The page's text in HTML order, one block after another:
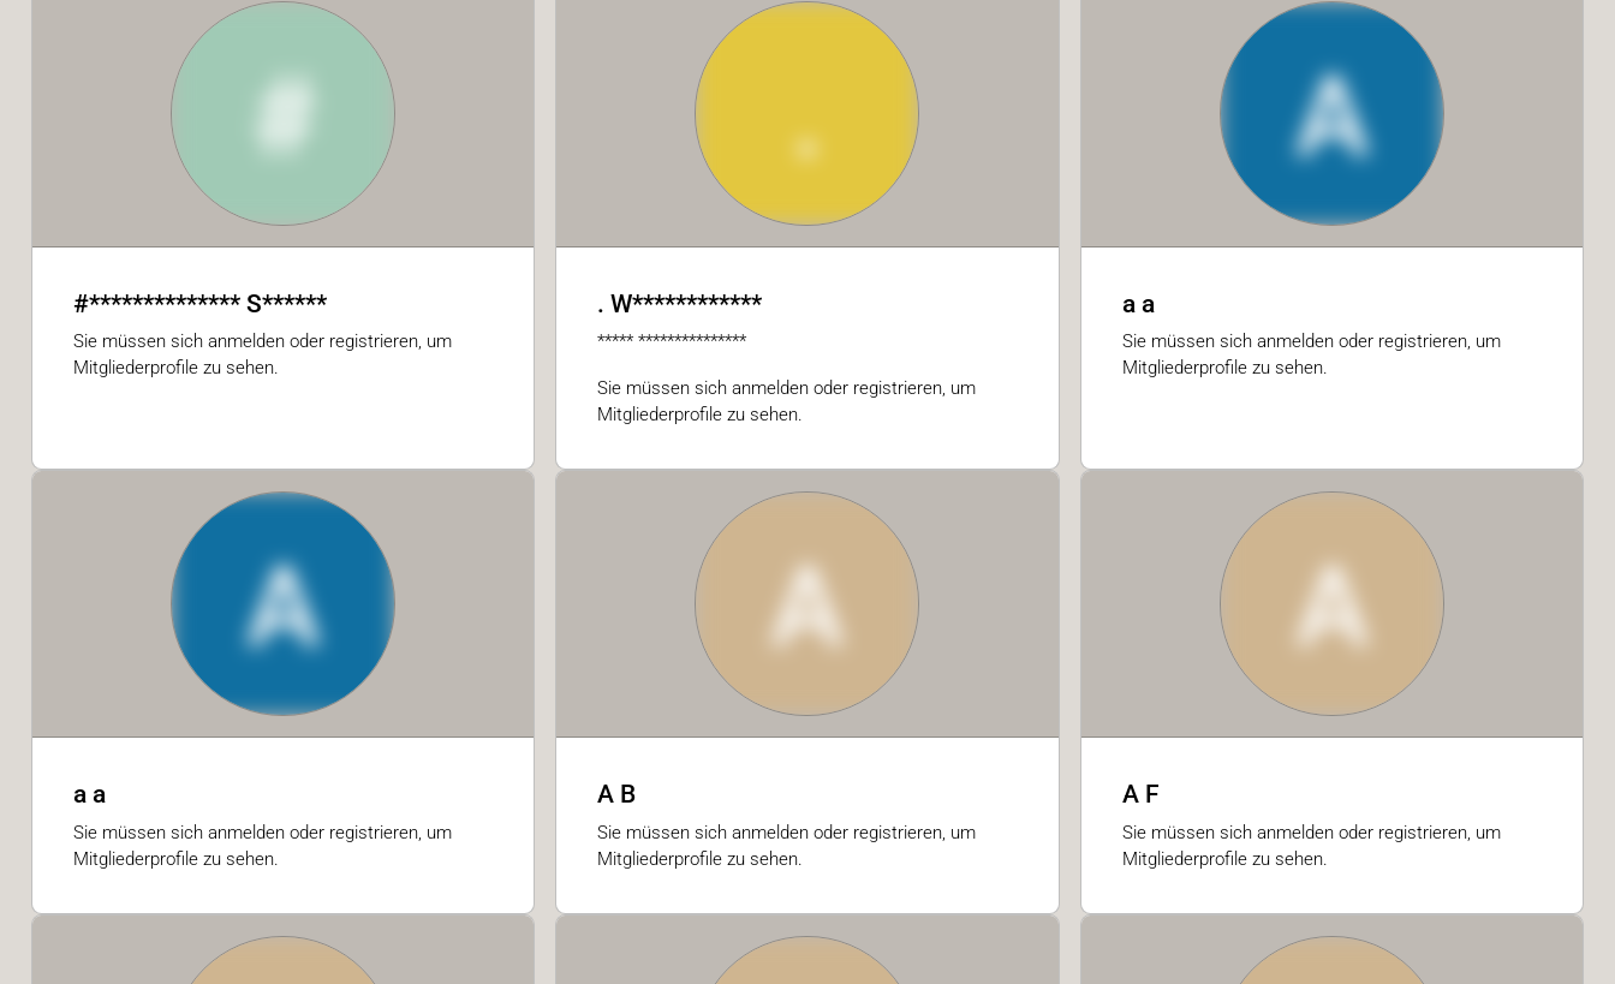
#
#************** S******
Sie müssen sich anmelden oder registrieren, um
Mitgliederprofile zu sehen.
.
. W************
***** ***************
Sie müssen sich anmelden oder registrieren, um
Mitgliederprofile zu sehen.
A
a a
Sie müssen sich anmelden oder registrieren, um
Mitgliederprofile zu sehen.
A
a a
Sie müssen sich anmelden oder registrieren, um
Mitgliederprofile zu sehen.
A
A B
Sie müssen sich anmelden oder registrieren, um
Mitgliederprofile zu sehen.
A
A F
Sie müssen sich anmelden oder registrieren, um
Mitgliederprofile zu sehen.